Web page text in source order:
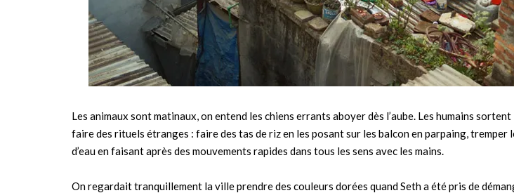
Les animaux sont matinaux, on entend les chiens errants aboyer dès l’aube. Les humains
faire des rituels étranges : faire des tas de riz en les posant sur les balcon en parpaing, tremper
d’eau en faisant après des mouvements rapides dans tous les sens avec les mains.
On regardait tranquillement la ville prendre des couleurs dorées quand Seth a été pris de